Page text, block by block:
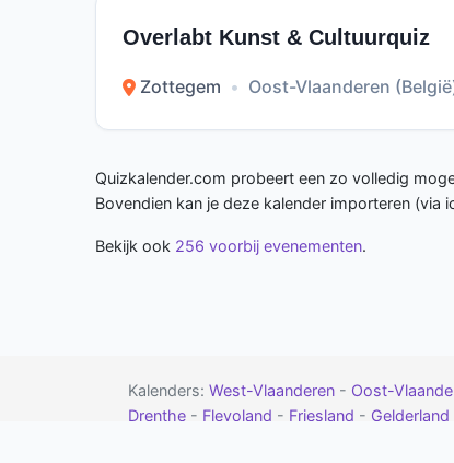
Overlabt Kunst & Cultuurquiz
Zottegem • Oost-Vlaanderen
Quizkalender.com probeert een zo volledig
Bovendien kan je deze kalender importeren (via
Bekijk ook 256 voorbij evenementen.
Kalenders: West-Vlaanderen - Oost-
Drenthe - Flevoland - Friesland - Gelderland